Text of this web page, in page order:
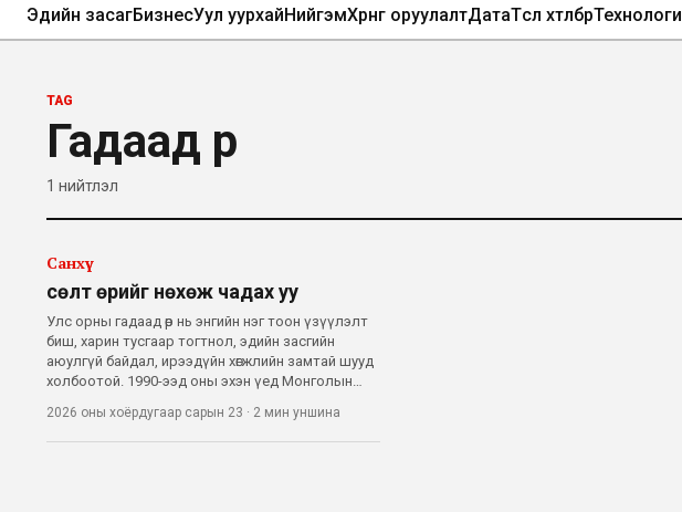
Эдийн засагБизнесУул уурхайНийгэмХөрөнгө оруулалтДатаТөсөл хөтөлбөрТехнологи
TAG
Гадаад өр
1 нийтлэл
Санхүү
Өсөлт өрийг нөхөж чадах уу
Улс орны гадаад өр нь энгийн нэг тоон үзүүлэлт
биш, харин тусгаар тогтнол, эдийн засгийн
аюулгүй байдал, ирээдүйн хөгжлийн замтай шууд
холбоотой. 1990-ээд оны эхэн үед Монголын
хэмжигдэж байсан бол 2025 оны байдлаар 40.4
тэрбум ам.доллар болж, өмнөх оноос 13 хуви
2026 оны хоёрдугаар сарын 23 · 2 мин уншина